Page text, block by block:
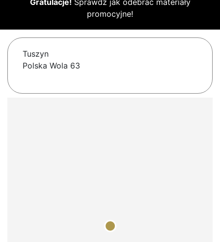
Gratulacje! Sprawdź jak odebrać materiały
promocyjne!
Tuszyn
Polska Wola 63